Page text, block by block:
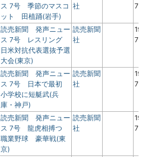
ス 7号 季節のマスコ
ット 田植踊(岩手)
社
7
読売新聞 発声ニュー
ス 7号 レスリング
日米対抗代表選抜予選
大会(東京)
読売新聞
社
7
読売新聞 発声ニュー
ス 7号 日本で最初
小学校に短艇武(兵
庫・神戸)
読売新聞
社
7
読売新聞 発声ニュー
ス 7号 龍虎相搏つ
職業野球 豪華戦(東
京)
読売新聞
社
7